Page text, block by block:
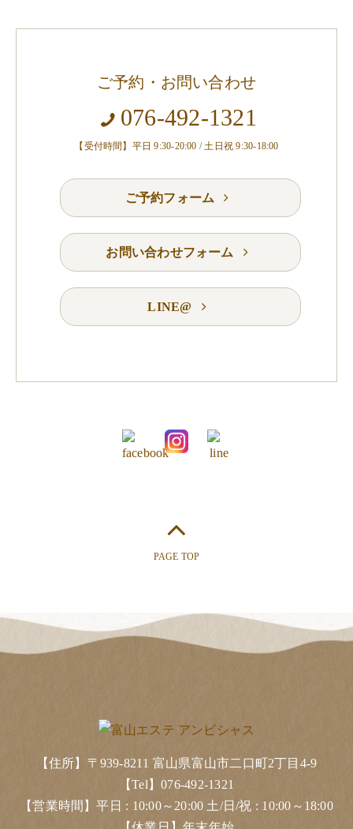
ご予約・お問い合わせ
076-492-1321
【受付時間】平日 9:30-20:00 / 土日祝 9:30-18:00
ご予約フォーム
お問い合わせフォーム
LINE@
PAGE TOP
【住所】〒939-8211 富山県富山市二口町2丁目4-9
【Tel】076-492-1321
【営業時間】平日 : 10:00～20:00 土/日/祝 : 10:00～18:00